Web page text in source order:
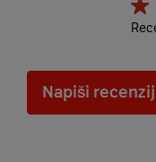
Napiši